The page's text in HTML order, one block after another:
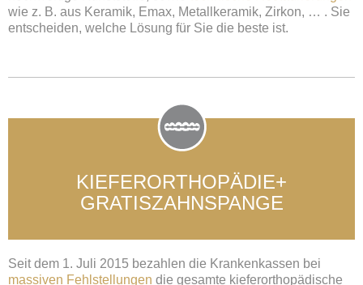
wie z. B. aus Keramik, Emax, Metallkeramik, Zirkon, … . Sie
entscheiden, welche Lösung für Sie die beste ist.
KIEFERORTHOPÄDIE+
GRATISZAHNSPANGE
Seit dem 1. Juli 2015 bezahlen die Krankenkassen bei
massiven Fehlstellungen die gesamte kieferorthopädische